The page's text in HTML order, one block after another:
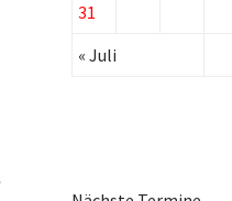
31
« Juli